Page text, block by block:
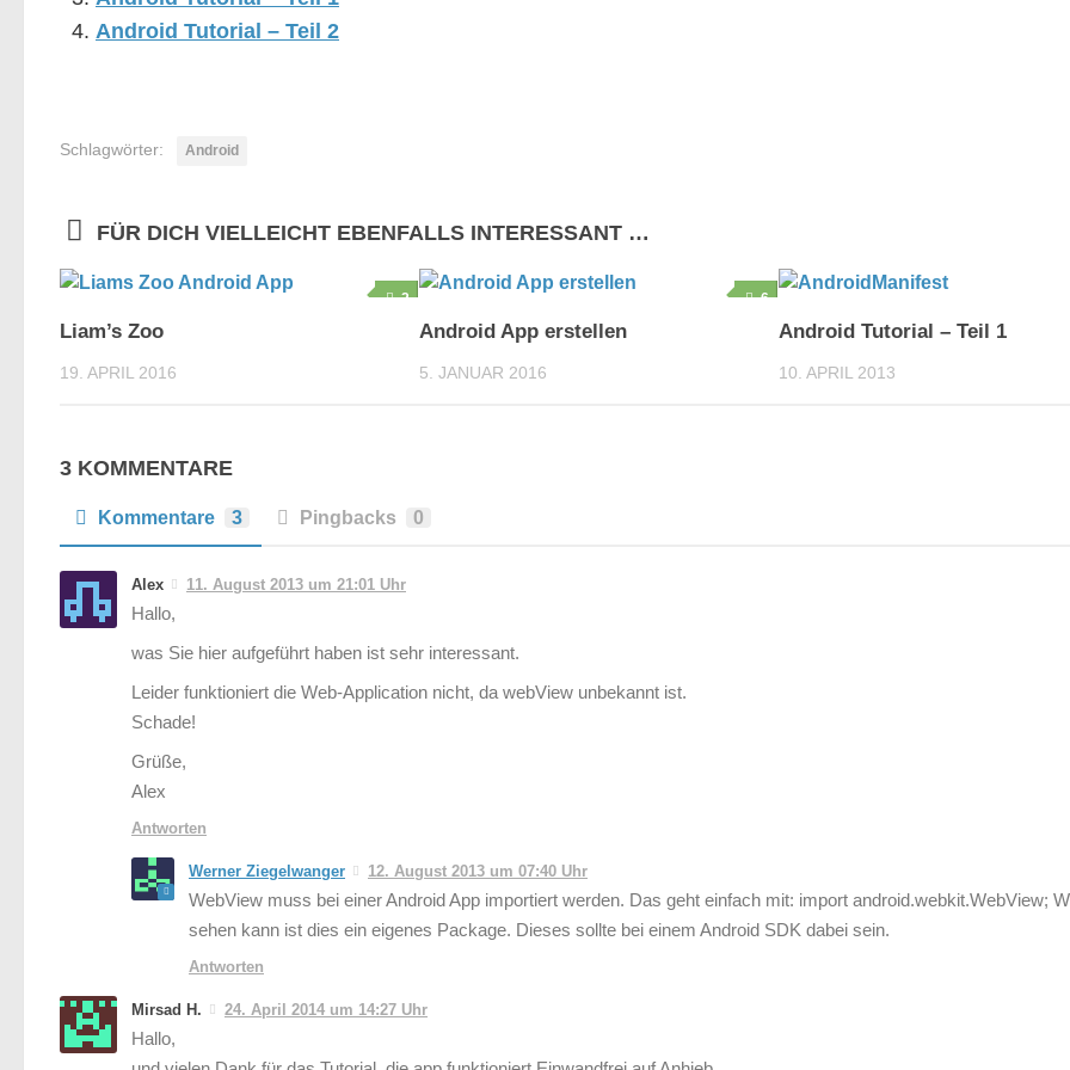
Android Tutorial – Teil 2
Schlagwörter: Android
FÜR DICH VIELLEICHT EBENFALLS INTERESSANT …
2
Liam’s Zoo
19. APRIL 2016
6
Android App erstellen
5. JANUAR 2016
Android Tutorial – Teil 1
10. APRIL 2013
3 KOMMENTARE
Kommentare 3 Pingbacks 0
Alex 11. August 2013 um 21:01 Uhr
Hallo,
was Sie hier aufgeführt haben ist sehr interessant.
Leider funktioniert die Web-Application nicht, da webView unbekannt ist.
Schade!
Grüße,
Alex
Antworten
Werner Ziegelwanger 12. August 2013 um 07:40 Uhr
WebView muss bei einer Android App importiert werden. Das geht einfach mit: import android.webkit.WebView;
sehen kann ist dies ein eigenes Package. Dieses sollte bei einem Android SDK dabei sein.
Antworten
Mirsad H. 24. April 2014 um 14:27 Uhr
Hallo,